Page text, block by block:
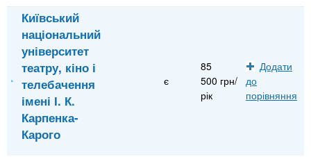
Київський
національний
університет
театру, кіно і
телебачення
імені І. К.
Карпенка-
Карого
є
85
500 грн/
рік
Додати
до
порівняння